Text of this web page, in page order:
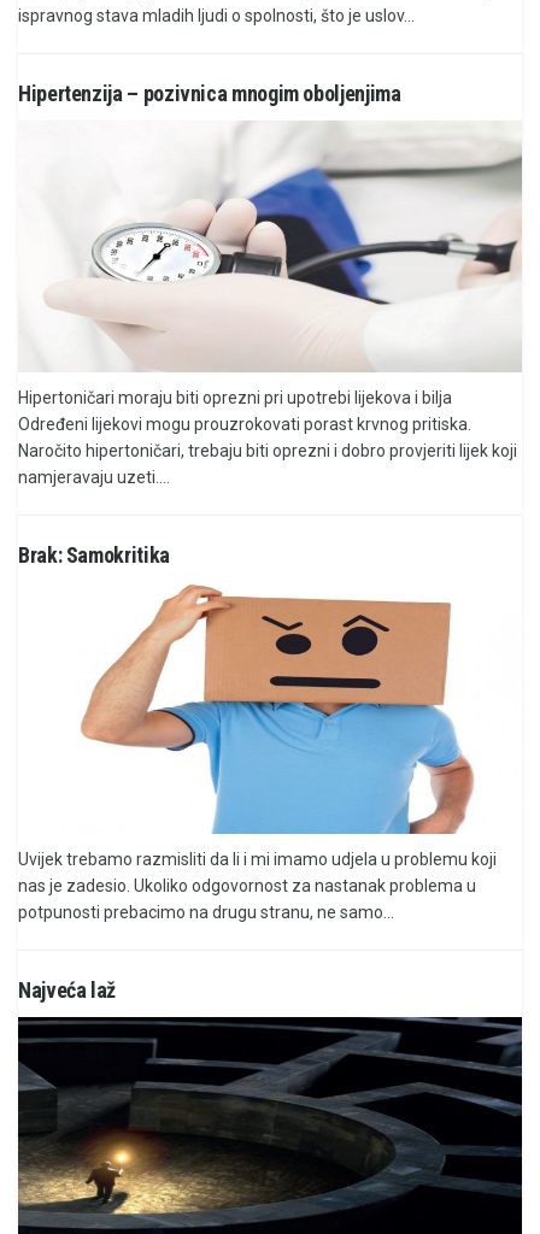
ispravnog stava mladih ljudi o spolnosti, što je uslov...
Hipertenzija – pozivnica mnogim oboljenjima
Hipertoničari moraju biti oprezni pri upotrebi lijekova i bilja
Određeni lijekovi mogu prouzrokovati porast krvnog pritiska.
Naročito hipertoničari, trebaju biti oprezni i dobro provjeriti lijek koji
namjeravaju uzeti....
Brak: Samokritika
Uvijek trebamo razmisliti da li i mi imamo udjela u problemu koji
nas je zadesio. Ukoliko odgovornost za nastanak problema u
potpunosti prebacimo na drugu stranu, ne samo...
Najveća laž